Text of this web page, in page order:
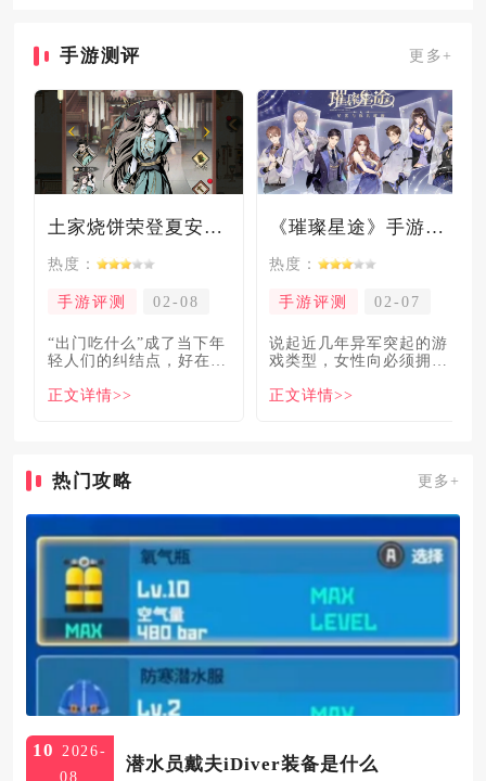
手游测评 更多+
土家烧饼荣登夏安必吃榜？烧饼西施摇身成流量网红！
热度：
手游评测 02-08
“出门吃什么”成了当下年
轻人们的纠结点，好在美
解
正文详情>>
《璀璨星途》手游测评：专注事业与搞钱，这波“真香”了！
热度：
手游评测 02-07
说起近几年异军突起的游
戏类型，女性向必须拥有
名大
正文详情>>
热门攻略 更多+
10 2026-
08
潜水员戴夫iDiver装备是什么